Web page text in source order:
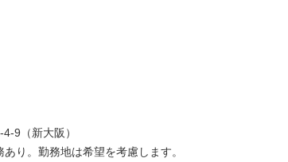
9（新大阪）
り。勤務地は希望を考慮します。